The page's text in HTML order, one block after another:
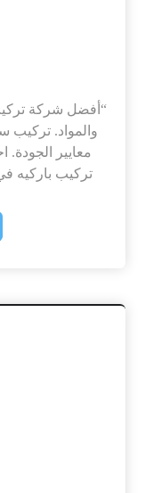
“أفضل شركة
والمواد. تركيب
معايير
تركيب باركيه